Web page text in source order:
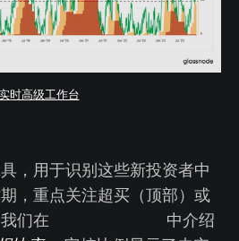
时高级工作台
，用于识别这些新投资者中
，重点关注超买（顶部）或
们在
中介绍